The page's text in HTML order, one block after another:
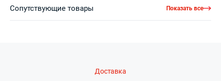
Сопутствующие товары Показать все
Доставка